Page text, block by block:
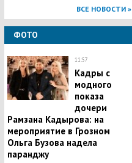
ВСЕ НОВОСТИ »
ФОТО
11:57
Кадры с
модного
показа
дочери
Рамзана Кадырова: на
мероприятие в Грозном
Ольга Бузова надела
паранджу